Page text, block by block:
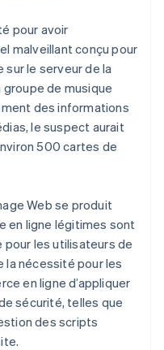
pour avoir
malveillant conçu pour
le serveur de la
groupe de musique
des informations
le suspect aurait
500 cartes de
Web se produit
en ligne légitimes sont
les utilisateurs de
la nécessité pour les
en ligne d’appliquer
sécurité, telles que
des scripts